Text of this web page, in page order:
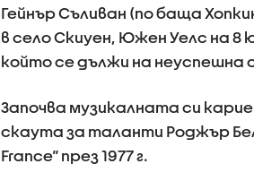
Гейнър Съливан (по баща
в село Скиуен, Южен Уелс на 8
който се дължи на неуспешна
Започва музикалната си
скаута за таланти Роджър Бел
France“ през 1977 г.